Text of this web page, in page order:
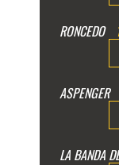
RONCEDO
ASPENGER
LA BANDA